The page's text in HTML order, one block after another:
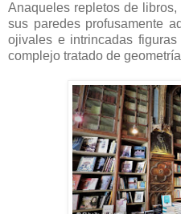
Anaqueles repletos de
sus paredes profusamente
ojivales e intrincadas
complejo tratado de